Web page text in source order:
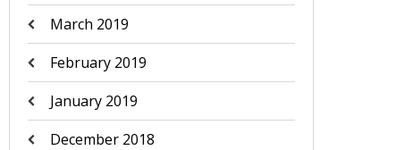
March 2019
February 2019
January 2019
December 2018